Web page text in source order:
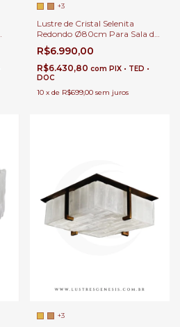
+3
Lustre de Cristal Selenita
Redondo Ø80cm Para Sala de
Jantar, Sala de Estar, Suítes e
Hall de Entrada
R$6.990,00
R$6.430,80 com PIX • TED •
DOC
10 x de R$699,00 sem juros
+3